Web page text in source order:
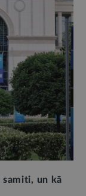
samiti, un kā